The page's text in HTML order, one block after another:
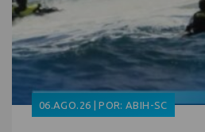
06.AGO.26 | POR: ABIH-SC